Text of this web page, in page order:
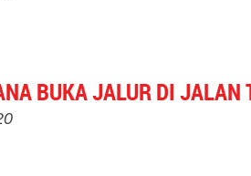
BUKA JALUR DI JALAN